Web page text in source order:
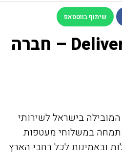
שיתוף בווטסאפ
קצת על Deliver-im – חברה
בישראל לשירותי
במשלוחי מעטפות
ובאמינות לכל רחבי הארץ